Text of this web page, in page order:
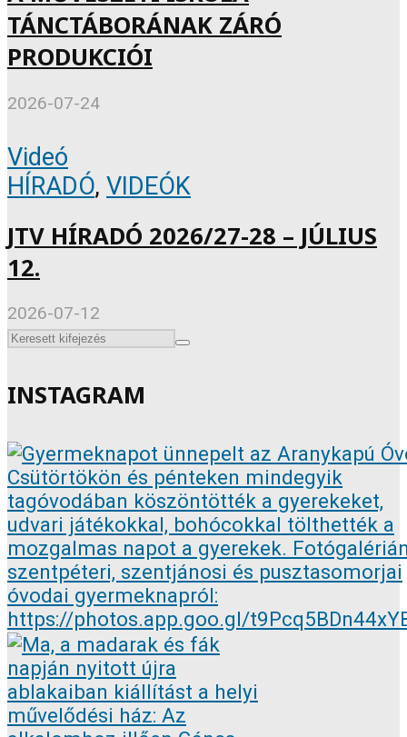
TÁNCTÁBORÁNAK ZÁRÓ
PRODUKCIÓI
2026-07-24
Videó
HÍRADÓ, VIDEÓK
JTV HÍRADÓ 2026/27-28 – JÚLIUS
12.
2026-07-12
INSTAGRAM